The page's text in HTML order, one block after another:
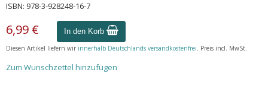
ISBN: 978-3-928248-16-7
6,99 € In den Korb
Diesen Artikel liefern wir innerhalb Deutschlands versandkostenfrei. Preis incl. MwSt.
Zum Wunschzettel hinzufügen